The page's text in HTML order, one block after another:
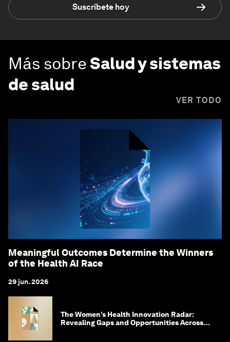
Suscríbete hoy
Más sobreSalud y sistemas
de salud
VER TODO
Meaningful Outcomes Determine the Winners
of the Health AI Race
29 jun. 2026
The Women’s Health Innovation Radar:
Revealing Gaps and Opportunities Across